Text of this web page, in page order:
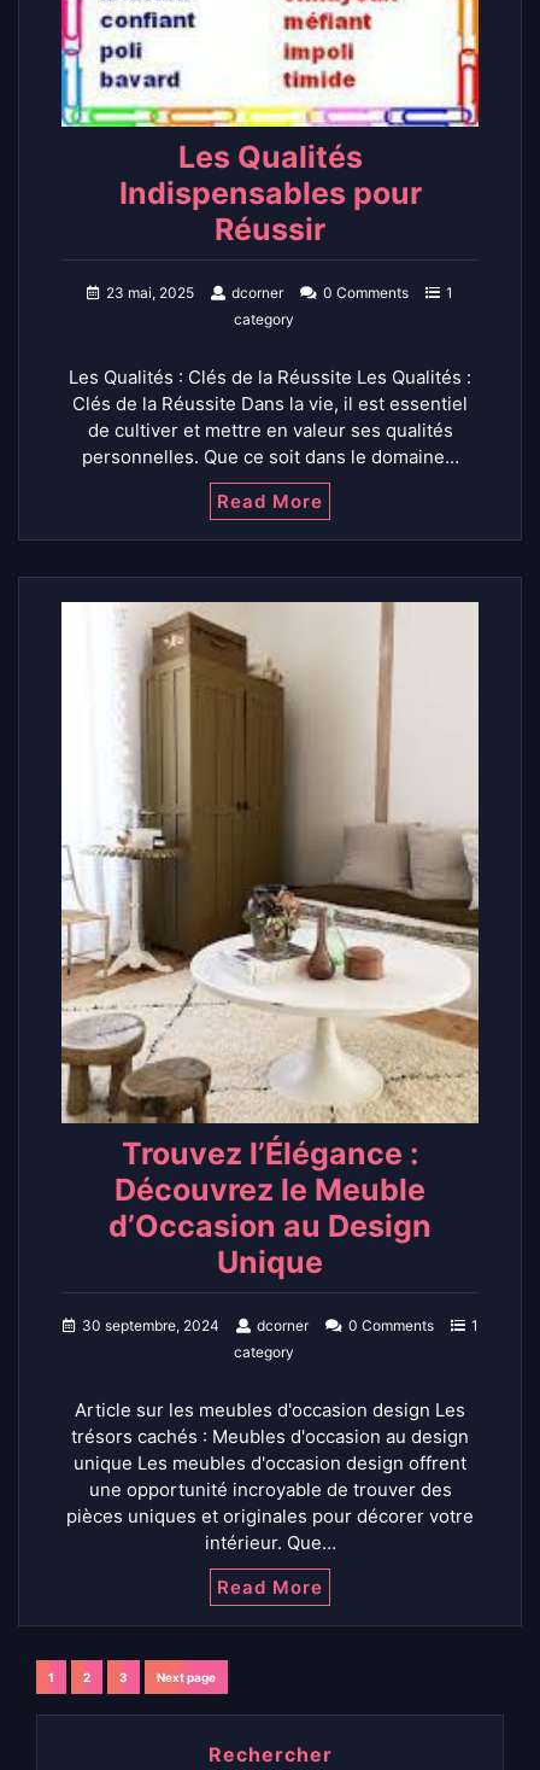
Les Qualités
Indispensables pour
Réussir
23 mai, 2025 dcorner 0 Comments
1
category
Les Qualités : Clés de la Réussite Les Qualités :
Clés de la Réussite Dans la vie, il est essentiel
de cultiver et mettre en valeur ses qualités
personnelles. Que ce soit dans le domaine…
Read More
Trouvez l’Élégance :
Découvrez le Meuble
d’Occasion au Design
Unique
30 septembre, 2024 dcorner 0 Comments
1
category
Article sur les meubles d'occasion design Les
trésors cachés : Meubles d'occasion au design
unique Les meubles d'occasion design offrent
une opportunité incroyable de trouver des
pièces uniques et originales pour décorer votre
intérieur. Que…
Read More
Navigation
des
Page
1 Page
2 Page
3 Next page
Rechercher